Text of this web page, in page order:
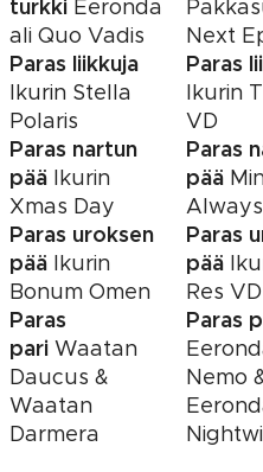
turkki Eeronda
ali Quo Vadis
Paras liikkuja
Ikurin Stella
Polaris
Paras nartun
pää Ikurin
Xmas Day
Paras uroksen
pää Ikurin
Bonum Omen
Paras
pari Waatan
Daucus &
Waatan
Darmera
Next
Paras
Ikurin
VD
Paras
pää
Paras
pää
Res VD
Paras
Nemo